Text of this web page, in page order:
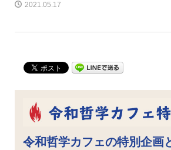
2021.05.17
令和哲学カフェの特別企画